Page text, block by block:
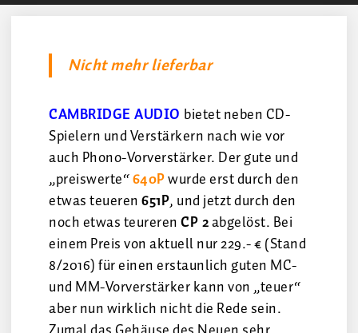
Nicht mehr lieferbar
CAMBRIDGE AUDIO bietet neben CD-
Spielern und Verstärkern nach wie vor
auch Phono-Vorverstärker. Der gute und
„preiswerte“640Pwurde erst durch den
etwas teueren651P, und jetzt durch den
noch etwas teurerenCP 2abgelöst. Bei
einem Preis von aktuell nur 229.- € (Stand
8/2016) für einen erstaunlich guten MC-
und MM-Vorverstärker kann von „teuer“
aber nun wirklich nicht die Rede sein.